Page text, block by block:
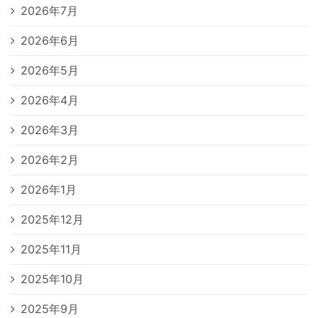
2026年7月
2026年6月
2026年5月
2026年4月
2026年3月
2026年2月
2026年1月
2025年12月
2025年11月
2025年10月
2025年9月